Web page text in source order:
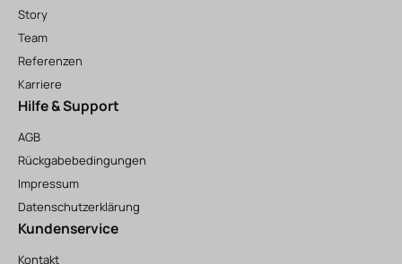
Story
Team
Referenzen
Karriere
Hilfe & Support
AGB
Rückgabebedingungen
Impressum
Datenschutzerklärung
Kundenservice
Kontakt